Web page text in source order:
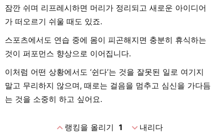
잠깐 쉬며 리프레시하면 머리가 정리되고 새로운 아이디어
가 떠오르기 쉬울 때도 있죠.
스포츠에서도 연습 중에 몸이 피곤해지면 충분히 휴식하는
것이 퍼포먼스 향상으로 이어집니다.
이처럼 어떤 상황에서도 ‘쉰다’는 것을 잘못된 일로 여기지
말고 무리하지 않으며, 때로는 걸음을 멈추고 심신을 가다듬
는 것을 소중히 하고 싶어요.
expand_less랭킹을 올리기 1 expand_more내리다